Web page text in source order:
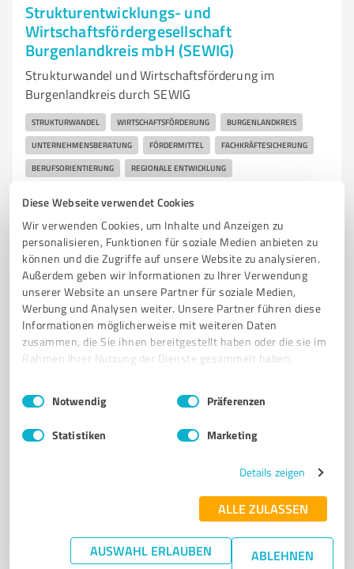
Diese Webseite verwendet Cookies
Wir verwenden Cookies, um Inhalte und Anzeigen zu
personalisieren, Funktionen für soziale Medien anbieten zu
können und die Zugriffe auf unsere Website zu analysieren.
Außerdem geben wir Informationen zu Ihrer Verwendung
unserer Website an unsere Partner für soziale Medien,
Werbung und Analysen weiter. Unsere Partner führen diese
Informationen möglicherweise mit weiteren Daten
zusammen, die Sie ihnen bereitgestellt haben oder die sie im
Rahmen Ihrer Nutzung der Dienste gesammelt haben.
Impressum Datenschutzbestimmungen
Einwilligungsauswahl
Notwendig Präferenzen
Statistiken Marketing
Details zeigen
ALLE ZULASSEN
AUSWAHL ERLAUBEN ABLEHNEN
Strukturentwicklungs- und
Wirtschaftsfördergesellschaft
Burgenlandkreis mbH (SEWIG)
Strukturwandel und Wirtschaftsförderung im
Burgenlandkreis durch SEWIG
STRUKTURWANDEL WIRTSCHAFTSFÖRDERUNG BURGENLANDKREIS
UNTERNEHMENSBERATUNG FÖRDERMITTEL FACHKRÄFTESICHERUNG
BERUFSORIENTIERUNG REGIONALE ENTWICKLUNG
Baenschstraße 6, 06712 Zeitz
info@sewig-blk.de www.sewig-blk.de/
0,00 / 5,00
Nicht bewertet0
Sie möchten auch hier gelistet werden?
Registrieren Sie sich jetzt und werden Sie ein von